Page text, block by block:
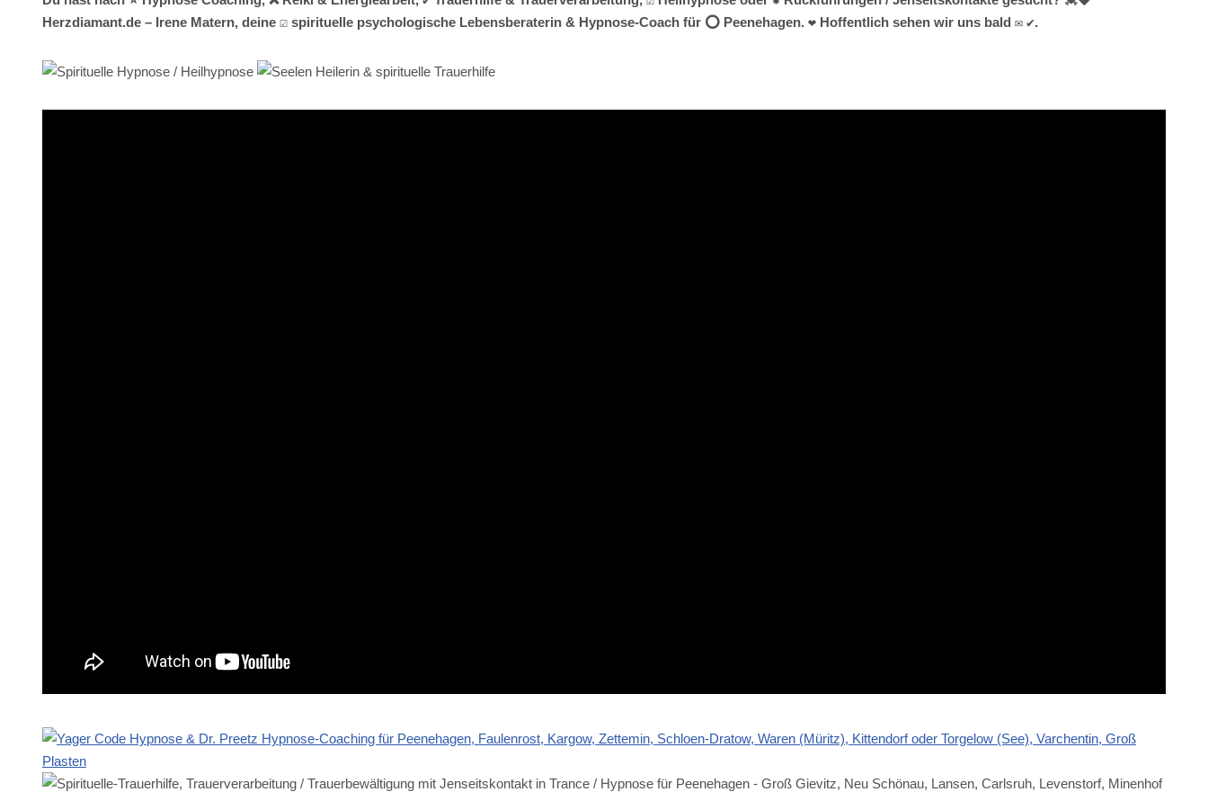
Herzdiamant.de – Irene Matern, deine ☑️ spirituelle psychologische Lebensberaterin & Hypnose-Coach für ⭕ Peenehagen. ❤ Hoffentlich sehen wir uns bald ✉ ✔.